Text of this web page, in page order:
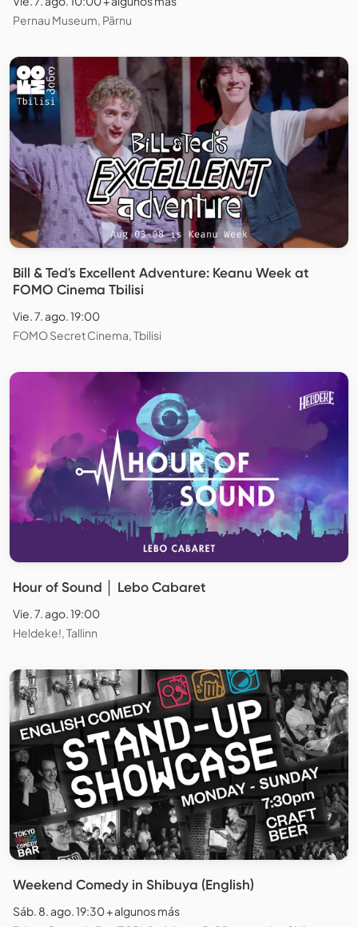
Pernau Museum, Pärnu
Bill & Ted's Excellent Adventure: Keanu Week at
FOMO Cinema Tbilisi
Vie. 7. ago. 19:00
FOMO Secret Cinema, Tbilisi
Hour of Sound │ Lebo Cabaret
Vie. 7. ago. 19:00
Heldeke!, Tallinn
Weekend Comedy in Shibuya (English)
Sáb. 8. ago. 19:30 + algunos más